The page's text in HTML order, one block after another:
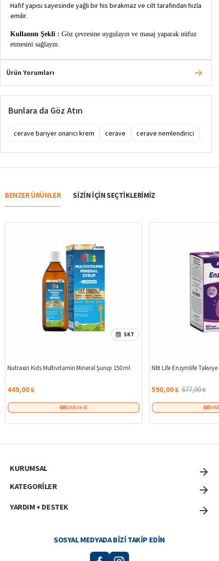
Hafif yapısı sayesinde yağlı bir his bırakmaz ve cilt tarafından hızla
emilir.
Kullanım Şekli : Göz çevresine uygulayın ve masaj yaparak nüfuz
etmesini sağlayın.
Ürün Yorumları
Bunlara da Göz Atın
cerave bariyer onarıcı krem cerave cerave nemlendirici
BENZER ÜRÜNLER SIZIN IÇIN SEÇTIKLERIMIZ
SKT
Nutraxin Kids Multivitamin Mineral Şurup 150 ml
449,00 ₺
Birlikte Al
Nbt Life Enzymlife Takviye
590,00 ₺ 677,00 ₺
KURUMSAL
KATEGORİLER
YARDIM + DESTEK
SOSYAL MEDYADA BIZI TAKIP EDIN